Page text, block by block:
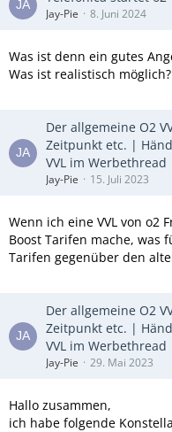
Jay-Pie 8. Juni 2024
Was ist denn ein gutes
Was ist realistisch möglich?
Der allgemeine O2
Zeitpunkt etc. |
VVL im Werbethread
Jay-Pie 15. Juli 2023
Wenn ich eine VVL von o2
Boost Tarifen mache, was
Tarifen gegenüber den
Der allgemeine O2
Zeitpunkt etc. |
VVL im Werbethread
Jay-Pie 29. Mai 2023
Hallo zusammen,
ich habe folgende